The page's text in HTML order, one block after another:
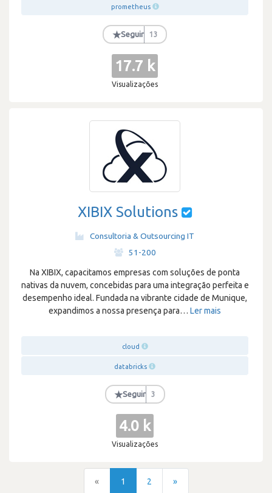
prometheus
★Seguir 13
17.7 k
Visualizações
XIBIX Solutions
Consultoria & Outsourcing IT
51-200
Na XIBIX, capacitamos empresas com soluções de ponta
nativas da nuvem, concebidas para uma integração perfeita e
desempenho ideal. Fundada na vibrante cidade de Munique,
expandimos a nossa presença para… Ler mais
cloud
databricks
★Seguir 3
4.0 k
Visualizações
« 1 2 »